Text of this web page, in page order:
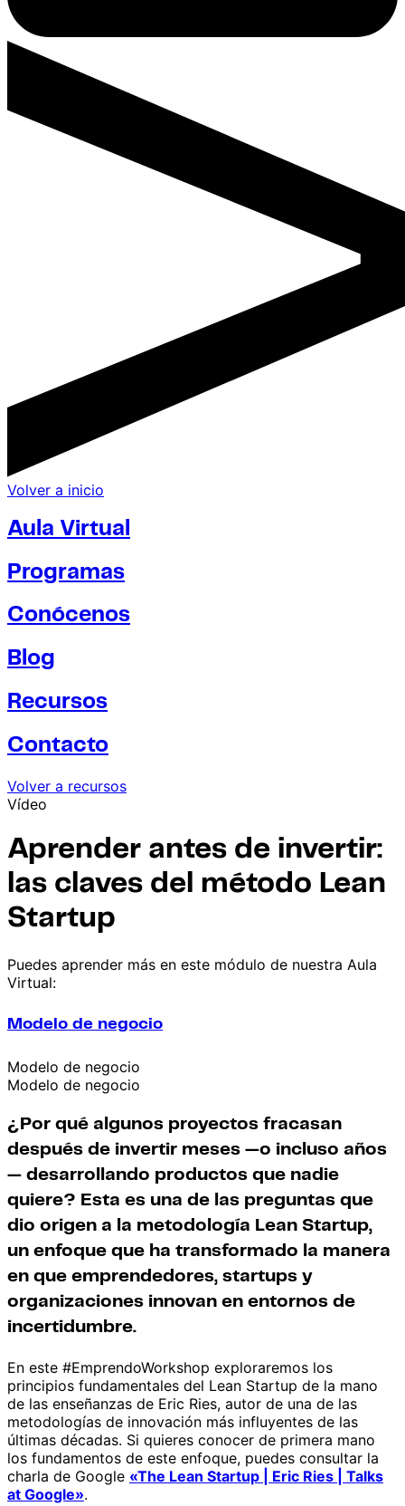
Volver a inicio
Aula Virtual
Programas
Conócenos
Blog
Recursos
Contacto
Volver a recursos
Vídeo
Aprender antes de invertir:
las claves del método Lean
Startup
Puedes aprender más en este módulo de nuestra Aula
Virtual:
Modelo de negocio
Modelo de negocio
Modelo de negocio
¿Por qué algunos proyectos fracasan
después de invertir meses —o incluso años
— desarrollando productos que nadie
quiere? Esta es una de las preguntas que
dio origen a la metodología Lean Startup,
un enfoque que ha transformado la manera
en que emprendedores, startups y
organizaciones innovan en entornos de
incertidumbre.
En este #EmprendoWorkshop exploraremos los
principios fundamentales del Lean Startup de la mano
de las enseñanzas de Eric Ries, autor de una de las
metodologías de innovación más influyentes de las
últimas décadas. Si quieres conocer de primera mano
los fundamentos de este enfoque, puedes consultar la
charla de Google «The Lean Startup | Eric Ries | Talks
at Google».